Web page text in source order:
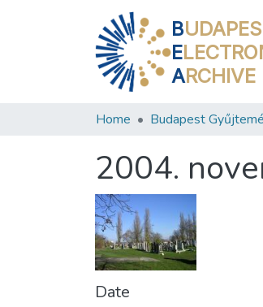
B
E
ARCHIVE
Home Budapest
2004.
Date